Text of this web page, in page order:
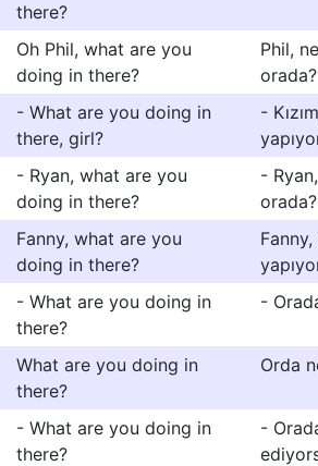
there?
Oh Phil, what are you
doing in there?
Phil,
orada?
- What are you doing in
there, girl?
-
- Ryan, what are you
doing in there?
-
orada?
Fanny, what are you
doing in there?
- What are you doing in
there?
-
What are you doing in
there?
Orda
- What are you doing in
there?
-